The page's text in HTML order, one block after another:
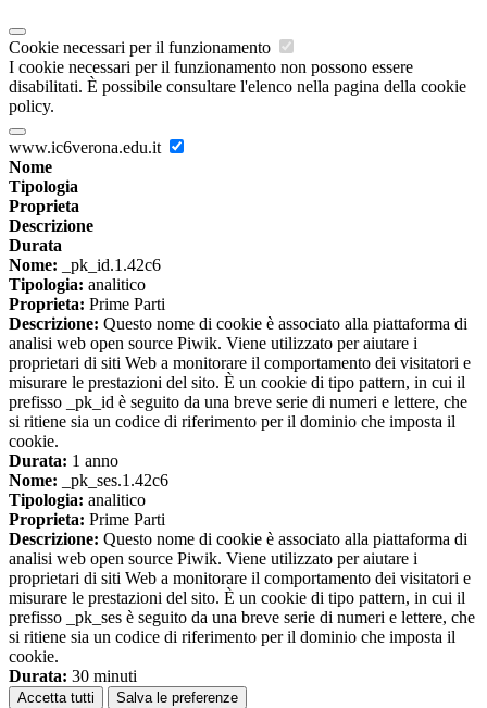
Cookie necessari per il funzionamento
I cookie necessari per il funzionamento non possono essere
disabilitati. È possibile consultare l'elenco nella pagina della cookie
policy.
www.ic6verona.edu.it
Nome
Tipologia
Proprieta
Descrizione
Durata
Nome: _pk_id.1.42c6
Tipologia: analitico
Proprieta: Prime Parti
Descrizione: Questo nome di cookie è associato alla piattaforma di
analisi web open source Piwik. Viene utilizzato per aiutare i
proprietari di siti Web a monitorare il comportamento dei visitatori e
misurare le prestazioni del sito. È un cookie di tipo pattern, in cui il
prefisso _pk_id è seguito da una breve serie di numeri e lettere, che
si ritiene sia un codice di riferimento per il dominio che imposta il
cookie.
Durata: 1 anno
Nome: _pk_ses.1.42c6
Tipologia: analitico
Proprieta: Prime Parti
Descrizione: Questo nome di cookie è associato alla piattaforma di
analisi web open source Piwik. Viene utilizzato per aiutare i
proprietari di siti Web a monitorare il comportamento dei visitatori e
misurare le prestazioni del sito. È un cookie di tipo pattern, in cui il
prefisso _pk_ses è seguito da una breve serie di numeri e lettere, che
si ritiene sia un codice di riferimento per il dominio che imposta il
cookie.
Durata: 30 minuti
Accetta tutti Salva le preferenze